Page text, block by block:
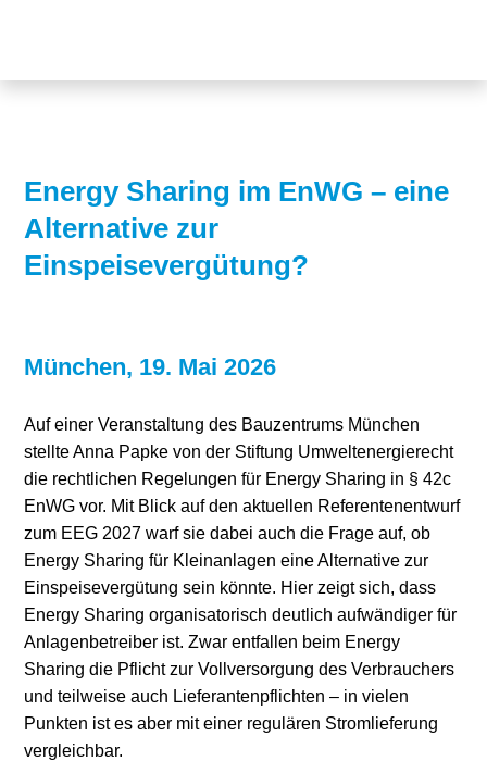
Grundsatzfragen
Sektorenkopplung
Speicher
Stromerzeugung
Wasserstoff
Karriere
Team
Forschungsnetzwerk
Bibliothek
Infomaterial
Schriften zum
Umweltenergierecht
Energy Sharing im EnWG – eine
Alternative zur
Einspeisevergütung?
München, 19. Mai 2026
Auf einer Veranstaltung des Bauzentrums München
stellte Anna Papke von der Stiftung Umweltenergierecht
die rechtlichen Regelungen für Energy Sharing in § 42c
EnWG vor. Mit Blick auf den aktuellen Referentenentwurf
zum EEG 2027 warf sie dabei auch die Frage auf, ob
Energy Sharing für Kleinanlagen eine Alternative zur
Einspeisevergütung sein könnte. Hier zeigt sich, dass
Energy Sharing organisatorisch deutlich aufwändiger für
Anlagenbetreiber ist. Zwar entfallen beim Energy
Sharing die Pflicht zur Vollversorgung des Verbrauchers
und teilweise auch Lieferantenpflichten – in vielen
Punkten ist es aber mit einer regulären Stromlieferung
vergleichbar.